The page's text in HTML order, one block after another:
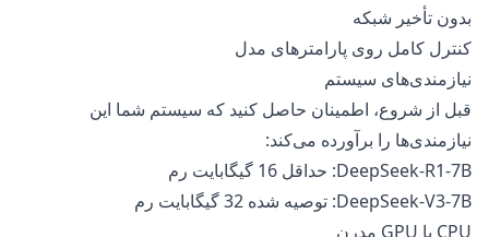
بدون تأخیر شبکه
کنترل کامل روی پارامترهای مدل
نیازمندی‌های سیستم
قبل از شروع، اطمینان حاصل کنید که سیستم شما این
نیازمندی‌ها را برآورده می‌کند:
DeepSeek-R1-7B: حداقل 16 گیگابایت رم
DeepSeek-V3-7B: توصیه شده 32 گیگابایت رم
CPU یا GPU مدرن